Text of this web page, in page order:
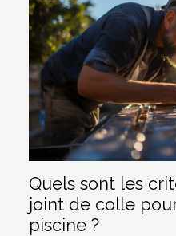
Quels sont les
joint de colle
piscine ?